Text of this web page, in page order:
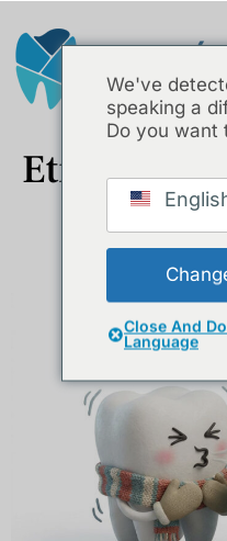
Etiket:
Diş Hassasiyeti Neden
We've
speaking a
Do you want
Close And
Language